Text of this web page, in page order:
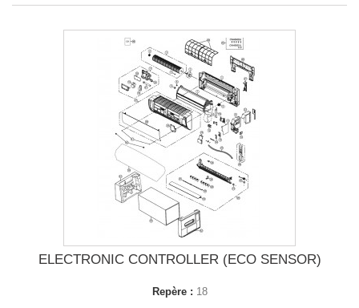
ELECTRONIC CONTROLLER (ECO SENSOR)
Repère : 18